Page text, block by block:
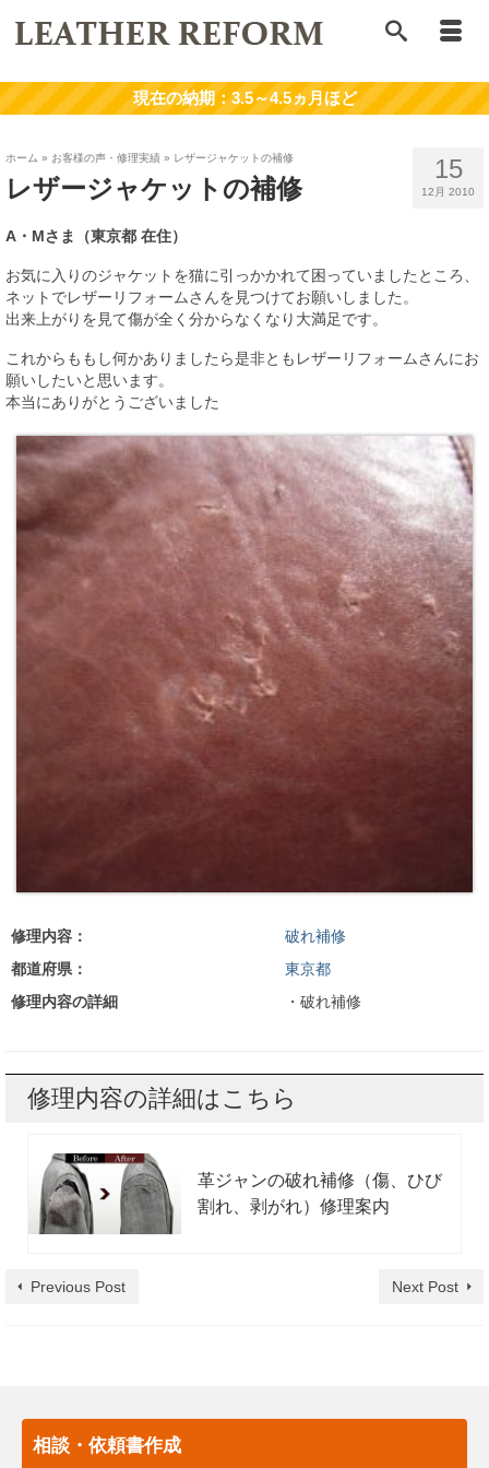
15
12月 2010
ホーム » お客様の声・修理実績 » レザージャケットの補修
レザージャケットの補修
A・Mさま（東京都 在住）
お気に入りのジャケットを猫に引っかかれて困っていましたところ、
ネットでレザーリフォームさんを見つけてお願いしました。
出来上がりを見て傷が全く分からなくなり大満足です。
これからももし何かありましたら是非ともレザーリフォームさんにお
願いしたいと思います。
本当にありがとうございました
修理内容：
破れ補修
都道府県：
東京都
修理内容の詳細
・破れ補修
修理内容の詳細はこちら
革ジャンの破れ補修（傷、ひび
割れ、剥がれ）修理案内
Previous Post Next Post
相談・依頼書作成